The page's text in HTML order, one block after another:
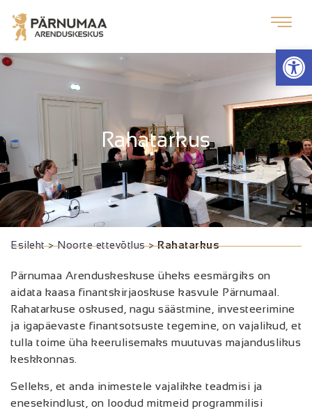
Rahatarkus
Esileht>Noorte ettevõtlus>Rahatarkus
Pärnumaa Arenduskeskuse üheks eesmärgiks on
aidata kaasa finantskirjaoskuse kasvule Pärnumaal.
Rahatarkuse oskused, nagu säästmine, investeerimine
ja igapäevaste finantsotsuste tegemine, on vajalikud, et
tulla toime üha keerulisemaks muutuvas majanduslikus
keskkonnas.
Selleks, et anda inimestele vajalikke teadmisi ja
enesekindlust, on loodud mitmeid programmilisi